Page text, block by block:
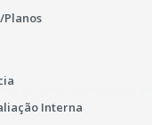
Planos
Interna